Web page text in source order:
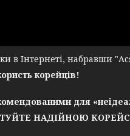
в Інтернеті, набравши
корейців!
для
НАДІЙНОЮ